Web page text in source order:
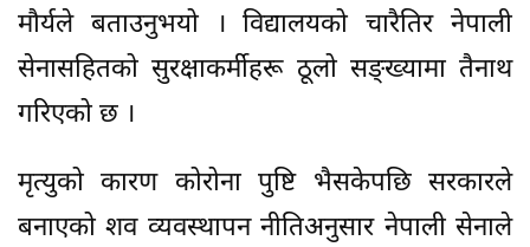
मौर्यले बताउनुभयो । विद्यालयको चारैतिर नेपाली
सेनासहितको सुरक्षाकर्मीहरू ठूलो सङ्ख्यामा तैनाथ
गरिएको छ ।
मृत्युको कारण कोरोना पुष्टि भैसकेपछि सरकारले
बनाएको शव व्यवस्थापन नीतिअनुसार नेपाली सेनाले